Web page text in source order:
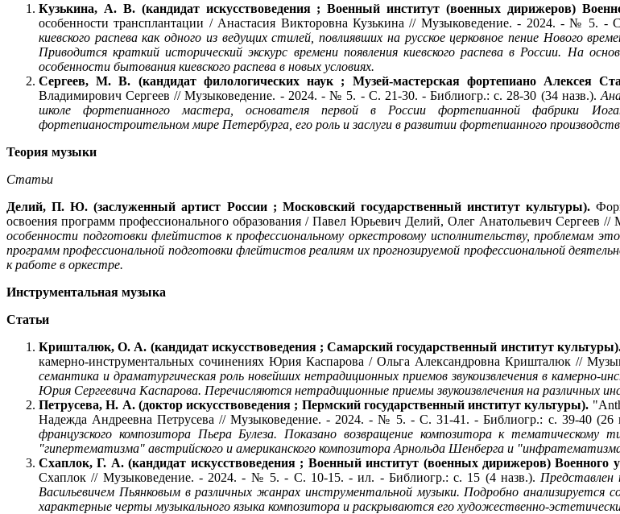
Кузькина, А. В. (кандидат искусствоведения ; Военный институт (военных дирижеров)
особенности трансплантации / Анастасия Викторовна Кузькина // Музыковедение. - 2024. - № 5. -
киевского распева как одного из ведущих стилей, повлиявших на русское церковное пение Нового
Приводится краткий исторический экскурс времени появления киевского распева в России. На
особенности бытования киевского распева в новых условиях.
Сергеев, М. В. (кандидат филологических наук ; Музей-мастерская фортепиано Алексея
Владимирович Сергеев // Музыковедение. - 2024. - № 5. - С. 21-30. - Библиогр.: с. 28-30 (34 назв.).
школе фортепианного мастера, основателя первой в России фортепианной фабрики
фортепианостроительном мире Петербурга, его роль и заслуги в развитии фортепианного
Теория музыки
Статьи
Делий, П. Ю. (заслуженный артист России ; Московский государственный институт культуры).
освоения программ профессионального образования / Павел Юрьевич Делий, Олег Анатольевич Сергеев
особенности подготовки флейтистов к профессиональному оркестровому исполнительству, проблемам
программ профессиональной подготовки флейтистов реалиям их прогнозируемой профессиональной
к работе в оркестре.
Инструментальная музыка
Статьи
Кришталюк, О. А. (кандидат искусствоведения ; Самарский государственный институт
камерно-инструментальных сочинениях Юрия Каспарова / Ольга Александровна Кришталюк //
семантика и драматургическая роль новейших нетрадиционных приемов звукоизвлечения в камерно-
Юрия Сергеевича Каспарова. Перечисляются нетрадиционные приемы звукоизвлечения на различных
Петрусева, Н. А. (доктор искусствоведения ; Пермский государственный институт культуры).
Надежда Андреевна Петрусева // Музыковедение. - 2024. - № 5. - С. 31-41. - Библиогр.: с. 39-40 (26
французского композитора Пьера Булеза. Показано возвращение композитора к
"гипертематизма" австрийского и американского композитора Арнольда Шенберга и
Схаплок, Г. А. (кандидат искусствоведения ; Военный институт (военных дирижеров) Военного
Схаплок // Музыковедение. - 2024. - № 5. - С. 10-15. - ил. - Библиогр.: с. 15 (4 назв.). Представлен
Васильевичем Пьянковым в различных жанрах инструментальной музыки. Подробно
характерные черты музыкального языка композитора и раскрываются его художественно-